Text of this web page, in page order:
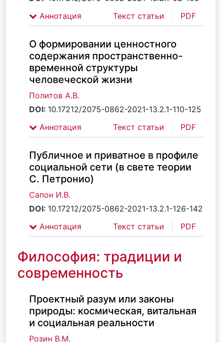
Аннотация
Текст статьи PDF
О формировании ценностного
содержания пространственно-
временной структуры
человеческой жизни
Политов А.В.
DOI: 10.17212/2075-0862-2021-13.2.1-110-125
Аннотация
Текст статьи PDF
Публичное и приватное в профиле
социальной сети (в свете теории
С. Петронио)
Сапон И.В.
DOI: 10.17212/2075-0862-2021-13.2.1-126-142
Аннотация
Текст статьи PDF
Философия: традиции и
современность
Проектный разум или законы
природы: космическая, витальная
и социальная реальности
Розин В.М.